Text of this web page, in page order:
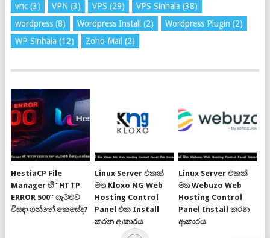
vnc(3) VPN (3) VPS (29) VPS Sinhala (38)
wordpress(8) Wordpress Install (2) Wordpress Plugin (2)
WP Sinhala (12) Zoho Mail (2)
HestiaCP File
Manager හි “HTTP
ERROR 500” ගැටළුව
විසඳා ගන්නේ කෙසේද?
Linux Server එකක්
මත Kloxo NG Web
Hosting Control
Panel එක Install
කරන ආකාරය
Linux Server එකක්
මත Webuzo Web
Hosting Control
Panel Install කරන
ආකාරය